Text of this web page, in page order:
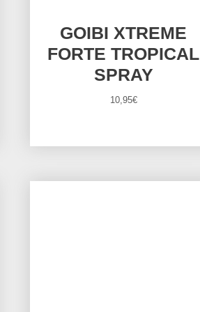
GOIBI XTREME
FORTE TROPICAL
SPRAY
10,95€